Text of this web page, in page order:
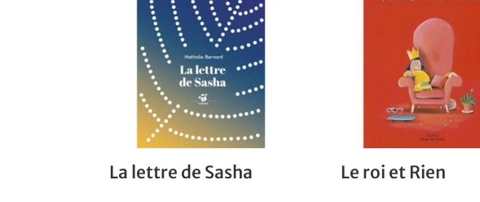
récent
au
plus
ancien
La lettre de Sasha Le roi et Rien